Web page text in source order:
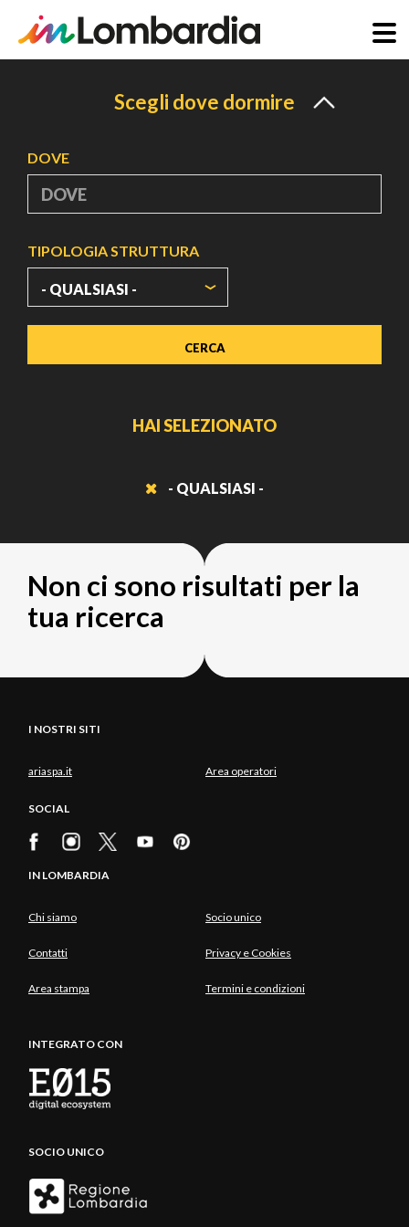
Scegli dove dormire
DOVE
TIPOLOGIA STRUTTURA
HAI SELEZIONATO
- QUALSIASI -
Non ci sono risultati per la
tua ricerca
I NOSTRI SITI
ariaspa.it Area operatori
SOCIAL
IN LOMBARDIA
Chi siamo Socio unico
Contatti Privacy e Cookies
Area stampa Termini e condizioni
INTEGRATO CON
SOCIO UNICO